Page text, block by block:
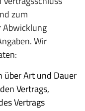
zum
Abwicklung
Wir
über Art und Dauer
Vertrags,
Vertrags